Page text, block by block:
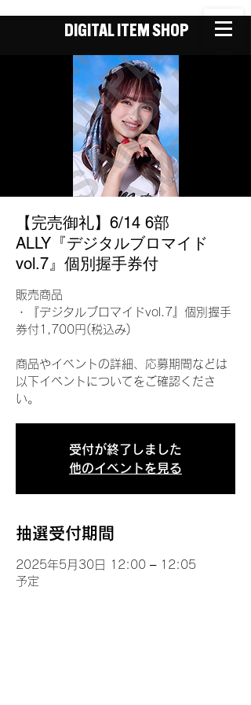
DIGITAL ITEM SHOP
【完売御礼】6/14 6部
ALLY『デジタルブロマイド
vol.7』個別握手券付
販売商品
・『デジタルブロマイドvol.7』個別握手
券付1,700円(税込み)
商品やイベントの詳細、応募期間などは
以下イベントについてをご確認くださ
い。
受付が終了しました
他のイベントを見る
抽選受付期間
2025年5月30日 12:00 – 12:05
予定